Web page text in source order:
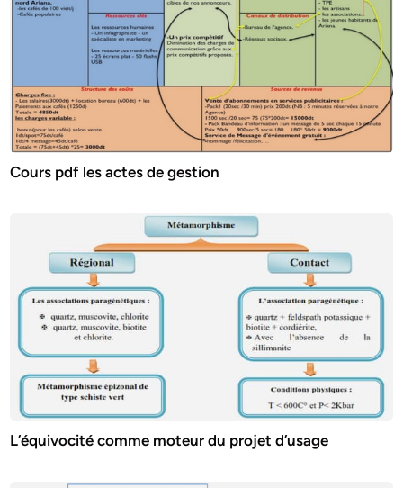
Cours pdf les actes de gestion
L’équivocité comme moteur du projet d’usage